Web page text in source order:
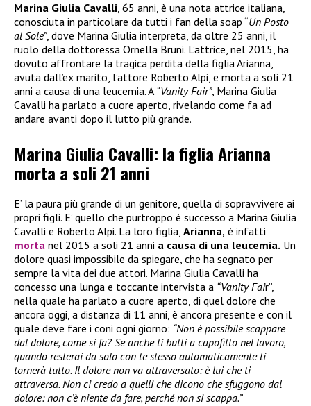
Marina Giulia Cavalli, 65 anni, è una nota attrice italiana,
conosciuta in particolare da tutti i fan della soap “Un Posto
al Sole”, dove Marina Giulia interpreta, da oltre 25 anni, il
ruolo della dottoressa Ornella Bruni. L’attrice, nel 2015, ha
dovuto affrontare la tragica perdita della figlia Arianna,
avuta dall’ex marito, l’attore Roberto Alpi, e morta a soli 21
anni a causa di una leucemia. A “Vanity Fair”, Marina Giulia
Cavalli ha parlato a cuore aperto, rivelando come fa ad
andare avanti dopo il lutto più grande.
Marina Giulia Cavalli: la figlia Arianna
morta a soli 21 anni
E’ la paura più grande di un genitore, quella di sopravvivere ai
propri figli. E’ quello che purtroppo è successo a Marina Giulia
Cavalli e Roberto Alpi. La loro figlia, Arianna, è infatti
morta nel 2015 a soli 21 anni a causa di una leucemia. Un
dolore quasi impossibile da spiegare, che ha segnato per
sempre la vita dei due attori. Marina Giulia Cavalli ha
concesso una lunga e toccante intervista a “Vanity Fair”,
nella quale ha parlato a cuore aperto, di quel dolore che
ancora oggi, a distanza di 11 anni, è ancora presente e con il
quale deve fare i coni ogni giorno: “Non è possibile scappare
dal dolore, come si fa? Se anche ti butti a capofitto nel lavoro,
quando resterai da solo con te stesso automaticamente ti
tornerà tutto. Il dolore non va attraversato: è lui che ti
attraversa. Non ci credo a quelli che dicono che sfuggono dal
dolore: non c’è niente da fare, perché non si scappa.”